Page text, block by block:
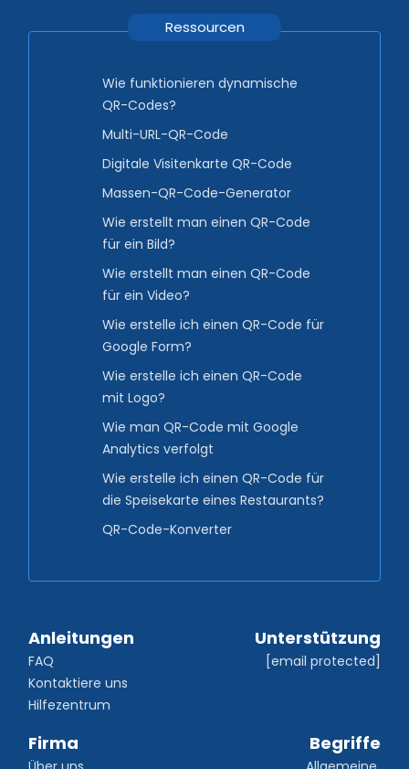
Ressourcen
Wie funktionieren dynamische
QR-Codes?
Multi-URL-QR-Code
Digitale Visitenkarte QR-Code
Massen-QR-Code-Generator
Wie erstellt man einen QR-Code
für ein Bild?
Wie erstellt man einen QR-Code
für ein Video?
Wie erstelle ich einen QR-Code für
Google Form?
Wie erstelle ich einen QR-Code
mit Logo?
Wie man QR-Code mit Google
Analytics verfolgt
Wie erstelle ich einen QR-Code für
die Speisekarte eines Restaurants?
QR-Code-Konverter
Anleitungen
FAQ
Kontaktiere uns
Hilfezentrum
Unterstützung
[email protected]
Firma Begriffe